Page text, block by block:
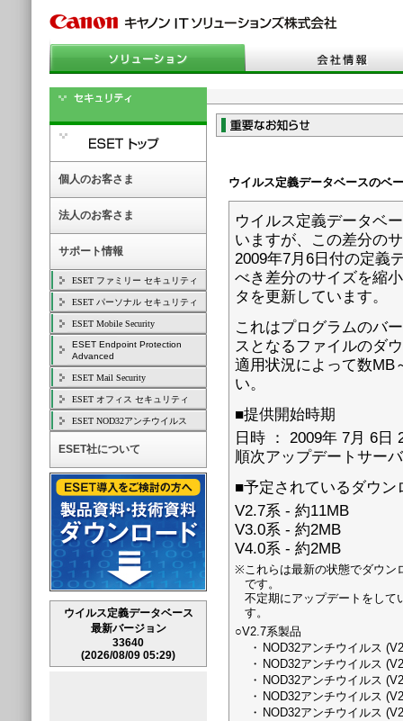
個人のお客さま
法人のお客さま
サポート情報
ESET ファミリー セキュリティ
ESET パーソナル セキュリティ
ESET Mobile Security
ESET Endpoint Protection
Advanced
ESET Mail Security
ESET オフィス セキュリティ
ESET NOD32アンチウイルス
ESET社について
ウイルス定義データベース
最新バージョン
33640
(2026/08/09 05:29)
ウイルス定義データベースのベ
ウイルス定義データベ
いますが、この差分の
2009年7月6日付の定義
べき差分のサイズを縮
タを更新しています。
これはプログラムのバ
スとなるファイルのダ
適用状況によって数MB
い。
■提供開始時期
日時 ： 2009年 7月 6日
順次アップデートサー
■予定されているダウン
V2.7系 - 約11MB
V3.0系 - 約2MB
V4.0系 - 約2MB
※これらは最新の状態でダウン
です。
不定期にアップデートをして
す。
○V2.7系製品
・ NOD32アンチウイルス
・ NOD32アンチウイルス
・ NOD32アンチウイルス
・ NOD32アンチウイルス
・ NOD32アンチウイルス